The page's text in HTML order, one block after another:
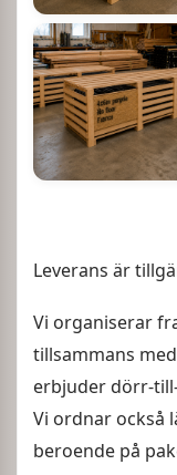
Leverans är
Vi organiserar
tillsammans
erbjuder dörr-
Vi ordnar också
beroende på